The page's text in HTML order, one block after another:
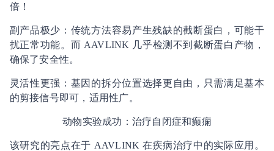
倍！
副产品极少：传统方法容易产生残缺的截断蛋白，可能干
扰正常功能。而 AAVLINK 几乎检测不到截断蛋白产物，
确保了安全性。
灵活性更强：基因的拆分位置选择更自由，只需满足基本
的剪接信号即可，适用性广。
动物实验成功：治疗自闭症和癫痫
该研究的亮点在于 AAVLINK 在疾病治疗中的实际应用。